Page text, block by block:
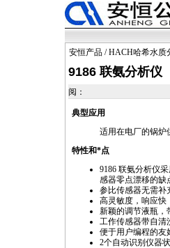
安恒产品 /HACH哈希水质
9186 联氨分析仪
阅：
典型应用
适用在电厂的锅炉
特性和*点
9186 联氨分析仪
感器零点漂移的缺
参比传感器无需补
高灵敏度，响应快
新颖的调节液瓶，
工作传感器带自清
便于用户编程的友
2个自动识别仪器